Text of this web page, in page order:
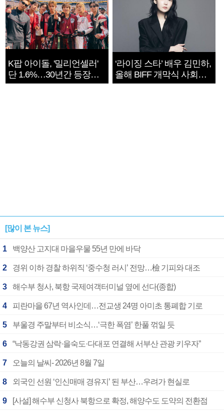
K팝 아이돌, '밀리언셀러'
단 1.6%…30년간 등장
1182개팀 전수조사
‘라이징 스타’ 배우 김민하,
올해 BIFF 개막식 사회자
확정
[많이 본 뉴스]
1 백양산 고지대 마을우물 55년 만에 바닥
2 경위 이하 경찰 하위직 ‘중수청 러시’ 전망…檢 기피와 대조
3 해수부 청사, 북항 국제여객터미널 옆에 선다(종합)
4 피란마을 67년 역사인데…전교생 24명 아미초 통폐합 기로
5 부울경 주말부터 비소식…‘극한 폭염’ 한풀 꺾일 듯
6 “낙동강권 삼락·을숙도·다대포 연결해 서부산 관광 키우자”
7 오늘의 날씨- 2026년 8월 7일
8 외국인 선원 ‘인신매매 경유지’ 된 부산…우려가 현실로
9 [사설] 해수부 신청사 북항으로 확정, 해양수도 도약의 전환점